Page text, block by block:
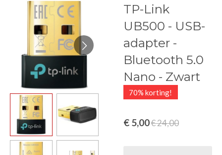
TP-Link
UB500 - USB-
adapter -
Bluetooth 5.0
Nano - Zwart
70% korting!
€ 5,00€ 24,00